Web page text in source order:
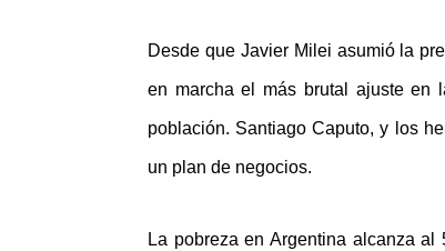
Desde que Javier Milei asumió la
en marcha el más brutal ajuste en
población. Santiago Caputo, y los
un plan de negocios.
La pobreza en Argentina alcanza